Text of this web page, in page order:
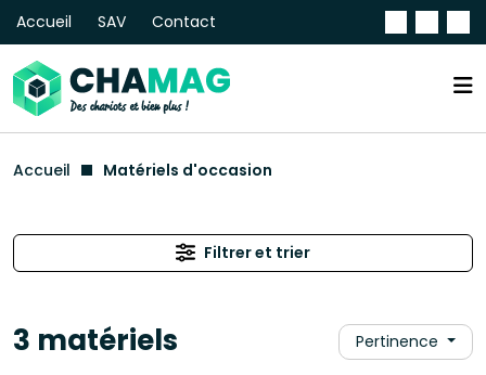
Accueil SAV Contact
Accueil Matériels d'occasion
Filtrer et trier
3 matériels Pertinence